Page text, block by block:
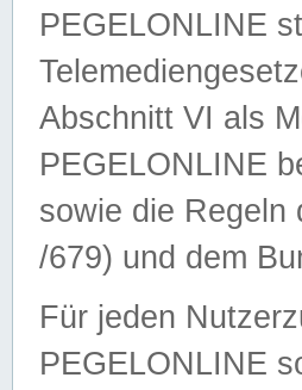
PEGELONLINE
Abschnitt VI als
PEGELONLINE
sowie die Regeln
/679) und dem
Für jeden
PEGELONLINE